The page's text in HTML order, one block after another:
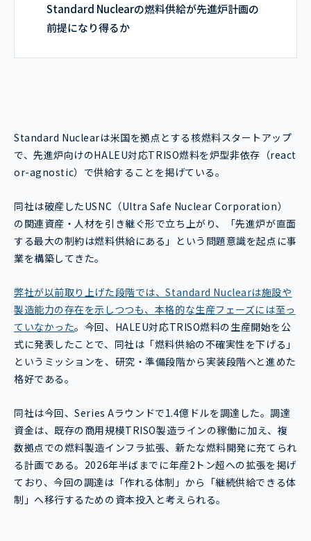
Standard Nuclearの燃料供給が先進炉計画の
前提になり得るか
Standard Nuclearは米国を拠点とする核燃料スタートアップ
で、先進炉向けのHALEU対応TRISO燃料を炉型非依存（react
or-agnostic）で供給することを掲げている。
同社は破産したUSNC（Ultra Safe Nuclear Corporation）
の関連資産・人材を引き継ぐ形で立ち上がり、「先進炉が直面
する最大の制約は燃料供給にある」という問題意識を起点に事
業を構築してきた。
弊社が以前取り上げた段階では、Standard Nuclearは施設や
製造能力の存在を示しつつも、本格的な生産フェーズには至っ
ていなかった。今回、HALEU対応TRISO燃料の生産開始を公
式に発表したことで、同社は「燃料供給の不確実性を下げる」
というミッションを、研究・準備段階から実装段階へと進めた
格好である。
同社は今回、Series Aラウンドで1.4億ドルを調達した。調達
資金は、既存の商用規模TRISO製造ラインの稼働に加え、複
数拠点での燃料製造インフラ拡張、新たな燃料開発に充てられ
る計画である。2026年半ばまでに年産2トン超への拡張を掲げ
ており、今回の調達は「作れる体制」から「継続供給できる体
制」へ移行するための資本投入と考えられる。